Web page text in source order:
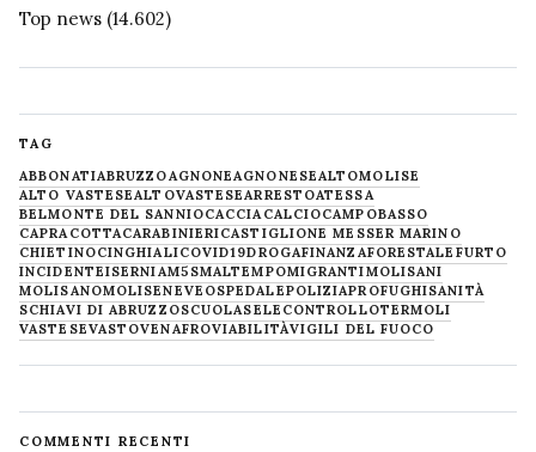
Top news (14.602)
TAG
ABBONATIABRUZZOAGNONEAGNONESEALTOMOLISE
ALTO VASTESEALTOVASTESEARRESTOATESSA
BELMONTE DEL SANNIOCACCIACALCIOCAMPOBASSO
CAPRACOTTACARABINIERICASTIGLIONE MESSER MARINO
CHIETINOCINGHIALICOVID19DROGAFINANZAFORESTALE FURTO
INCIDENTEISERNIAM5SMALTEMPOMIGRANTIMOLISANI
MOLISANOMOLISENEVE OSPEDALEPOLIZIAPROFUGHISANITÀ
SCHIAVI DI ABRUZZOSCUOLASELECONTROLLOTERMOLI
VASTESEVASTOVENAFROVIABILITÀVIGILI DEL FUOCO
COMMENTI RECENTI